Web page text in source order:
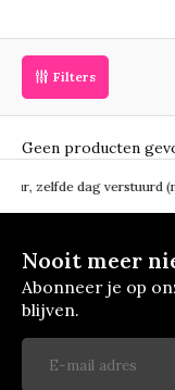
Filters
Geen producten
dag verstuurd (ma-vr)
Nooit meer
Abonneer je op
blijven.